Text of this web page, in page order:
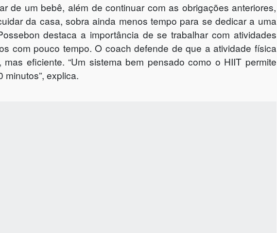
de um bebê, além de continuar com as obrigações anteriores,
da casa, sobra ainda menos tempo para se dedicar a uma
destaca a importância de se trabalhar com atividades
com pouco tempo. O coach defende de que a atividade física
eficiente. “Um sistema bem pensado como o HIIT permite
minutos”, explica.